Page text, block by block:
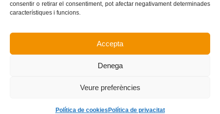
consentir o retirar el consentiment, pot afectar negativament determinades
característiques i funcions.
Accepta
Denega
Veure preferències
Política de cookies Política de privacitat
Revista d’Igualada